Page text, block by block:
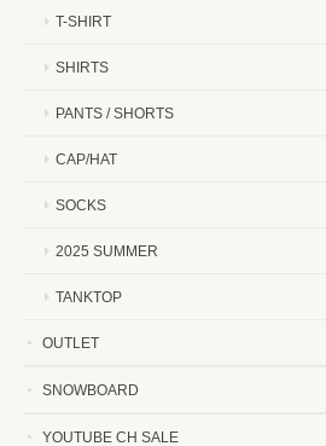
T-SHIRT
SHIRTS
PANTS / SHORTS
CAP/HAT
SOCKS
2025 SUMMER
TANKTOP
OUTLET
SNOWBOARD
YOUTUBE CH SALE